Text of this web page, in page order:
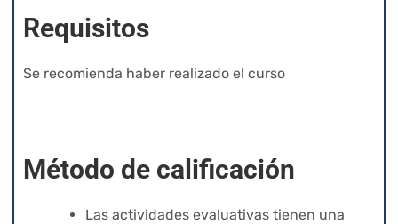
Requisitos
Se recomienda haber realizado el curso
Método de calificación
Las actividades evaluativas tienen una